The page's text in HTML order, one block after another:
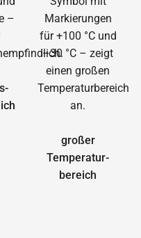
großer
Temperatur­
bereich